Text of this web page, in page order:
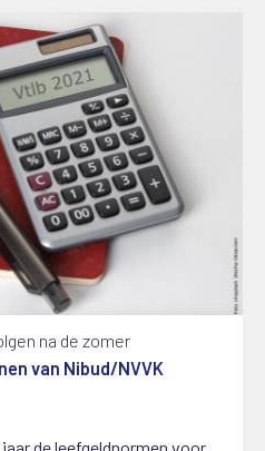
na de zomer
van Nibud/NVVK